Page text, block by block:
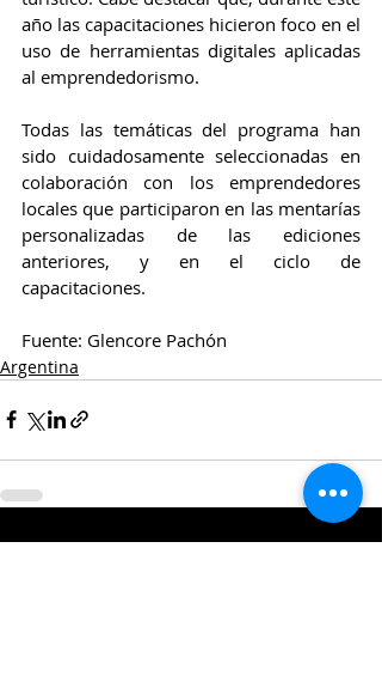
año las capacitaciones hicieron foco en el
uso de herramientas digitales aplicadas
al emprendedorismo.
Todas las temáticas del programa han
sido cuidadosamente seleccionadas en
colaboración con los emprendedores
locales que participaron en las mentarías
personalizadas de las ediciones
anteriores, y en el ciclo de
capacitaciones.
Fuente: Glencore Pachón
Argentina